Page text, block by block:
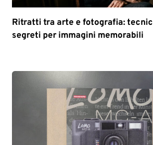
Ritratti tra arte e fotografia:
segreti per immagini memorabili